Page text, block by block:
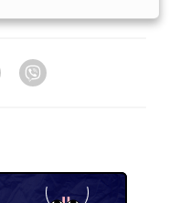
Telegram